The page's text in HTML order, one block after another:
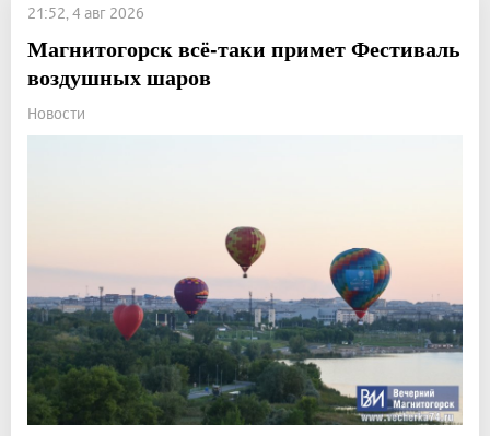
21:52, 4 авг 2026
Магнитогорск всё-таки примет Фестиваль
воздушных шаров
Новости